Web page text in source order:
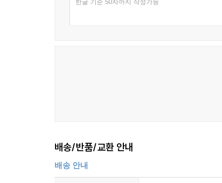
한글 기준 50자까지 작성가능
배송/반품/교환 안내
배송 안내